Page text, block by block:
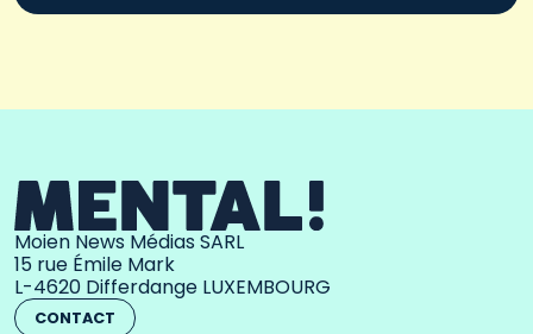
Moien News Médias SARL
15 rue Émile Mark
L-4620 Differdange LUXEMBOURG
CONTACT